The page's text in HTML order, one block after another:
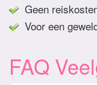
Geen
Voor een
FAQ